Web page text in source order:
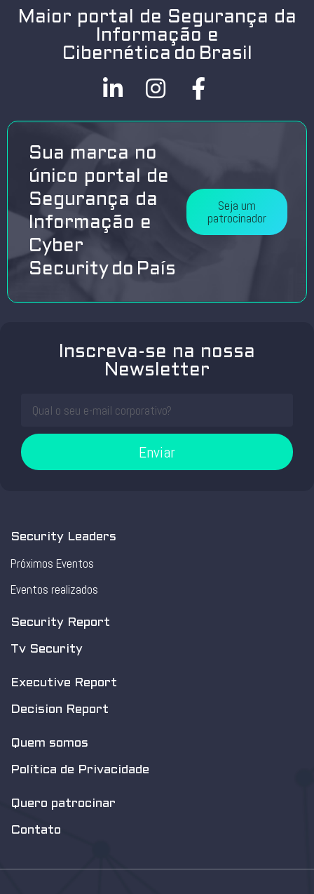
Maior portal de Segurança da
Informação e
Cibernética do Brasil
Sua marca no
único portal de
Segurança da
Informação e
Cyber
Security do País
Seja um
patrocinador
Inscreva-se na nossa
Newsletter
Enviar
Security Leaders
Próximos Eventos
Eventos realizados
Security Report
Tv Security
Executive Report
Decision Report
Quem somos
Política de Privacidade
Quero patrocinar
Contato